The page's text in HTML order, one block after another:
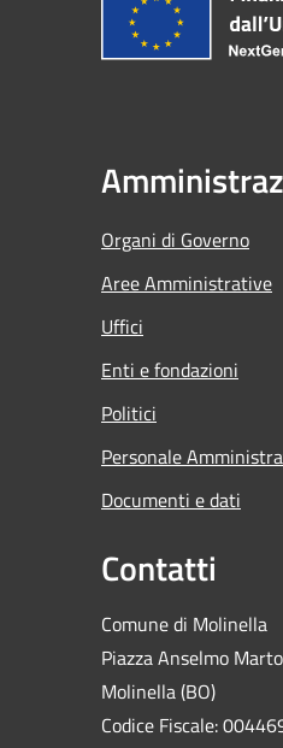
Organi di Governo
Aree Amministrative
Uffici
Enti e fondazioni
Politici
Personale
Documenti e dati
Contatti
Comune di Molinella
Piazza Anselmo
Molinella (BO)
Codice Fiscale: